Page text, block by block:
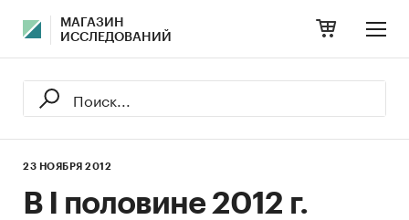
МАГАЗИН
ИССЛЕДОВАНИЙ
23 НОЯБРЯ 2012
В I половине 2012 г.